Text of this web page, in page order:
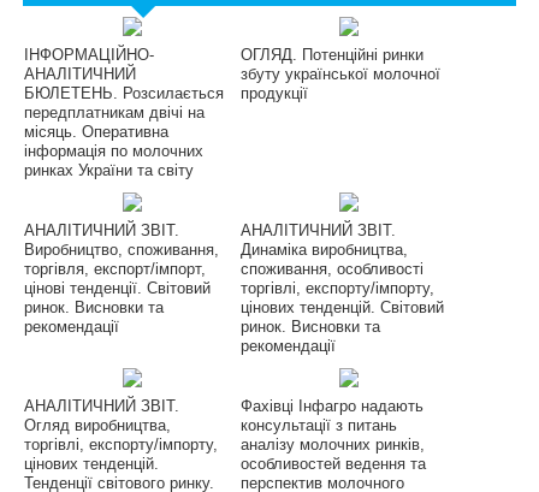
ІНФОРМАЦІЙНО-
АНАЛІТИЧНИЙ
БЮЛЕТЕНЬ. Розсилається
передплатникам двічі на
місяць. Оперативна
інформація по молочних
ринках України та світу
ОГЛЯД. Потенційні ринки
збуту української молочної
продукції
АНАЛІТИЧНИЙ ЗВІТ.
Виробництво, споживання,
торгівля, експорт/імпорт,
цінові тенденції. Світовий
ринок. Висновки та
рекомендації
АНАЛІТИЧНИЙ ЗВІТ.
Динаміка виробництва,
споживання, особливості
торгівлі, експорту/імпорту,
цінових тенденцій. Світовий
ринок. Висновки та
рекомендації
АНАЛІТИЧНИЙ ЗВІТ.
Огляд виробництва,
торгівлі, експорту/імпорту,
цінових тенденцій.
Тенденції світового ринку.
Фахівці Інфагро надають
консультації з питань
аналізу молочних ринків,
особливостей ведення та
перспектив молочного